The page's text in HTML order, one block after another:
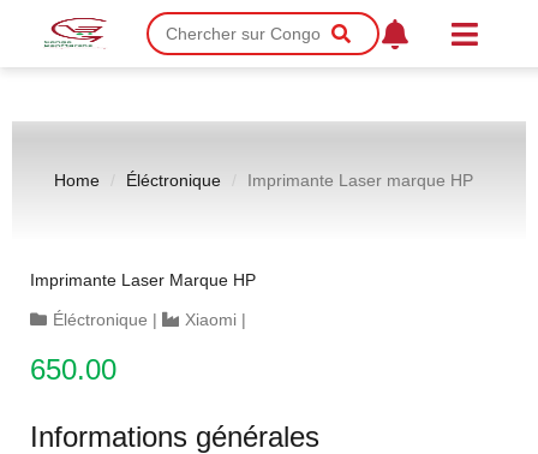
Home Éléctronique Imprimante Laser marque HP
Imprimante Laser Marque HP
Éléctronique | Xiaomi |
650.00
Informations générales